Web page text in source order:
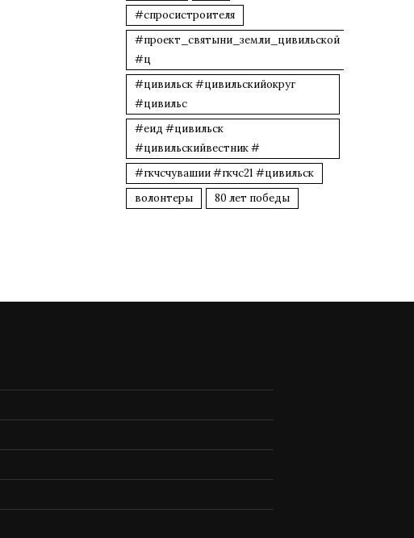
#спросистроителя
#проект_святыни_земли_цивильской
#ц
#цивильск #цивильскийокруг
#цивильс
#еид #цивильск
#цивильскийвестник #
#гкчсчувашии #гкчс21 #цивильск
волонтеры
80 лет победы